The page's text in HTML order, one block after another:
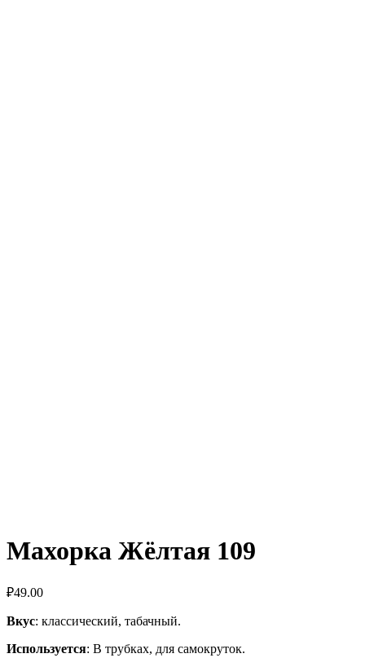
Махорка Жёлтая 109
₽49.00
Вкус: классический, табачный.
Используется: В трубках, для самокруток.